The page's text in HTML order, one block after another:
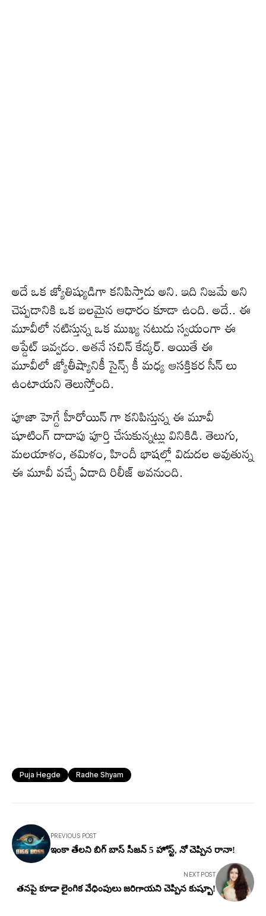
అదే ఒక జ్యోతిష్యుడిగా కనిపిస్తాడు అని. ఇది నిజమే అని
చెప్పడానికి ఒక బలమైన ఆధారం కూడా ఉంది. అదే.. ఈ
మూవీలో నటిస్తున్న ఒక ముఖ్య నటుడు స్వయంగా ఈ
అప్డేట్ ఇవ్వడం. అతనే సచిన్ కేడ్కర్. అయితే ఈ
మూవీలో జ్యోతీష్యానికీ సైన్స్ కీ మధ్య ఆసక్తికర సీన్ లు
ఉంటాయని తెలుస్తోంది.
పూజా హెగ్డే హీరోయిన్ గా కనిపిస్తున్న ఈ మూవీ
షూటింగ్ దాదాపు పూర్తి చేసుకున్నట్లు వినికిడి. తెలుగు,
మలయాళం, తమిళం, హిందీ భాషల్లో విడుదల అవుతున్న
ఈ మూవీ వచ్చే ఏడాది రిలీజ్ అవనుంది.
Puja Hegde Radhe Shyam
PREVIOUS POST
ఇంకా తేలని బిగ్ బాస్ సీజన్ 5 హోస్ట్, నో చెప్పిన రానా!
NEXT POST
తనపై కూడా లైంగిక వేధింపులు జరిగాయని చెప్పిన కుష్బూ!